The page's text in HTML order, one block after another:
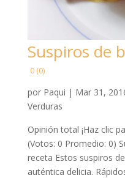
Suspiros de
0 (0)
por Paqui | Mar 31,
Verduras
Opinión total ¡Haz clic
(Votos: 0 Promedio: 0)
receta Estos suspiros
auténtica delicia.